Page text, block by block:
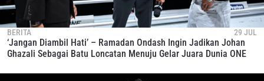
BERITA 29 JUL
‘Jangan Diambil Hati’ – Ramadan Ondash Ingin Jadikan Johan
Ghazali Sebagai Batu Loncatan Menuju Gelar Juara Dunia ONE